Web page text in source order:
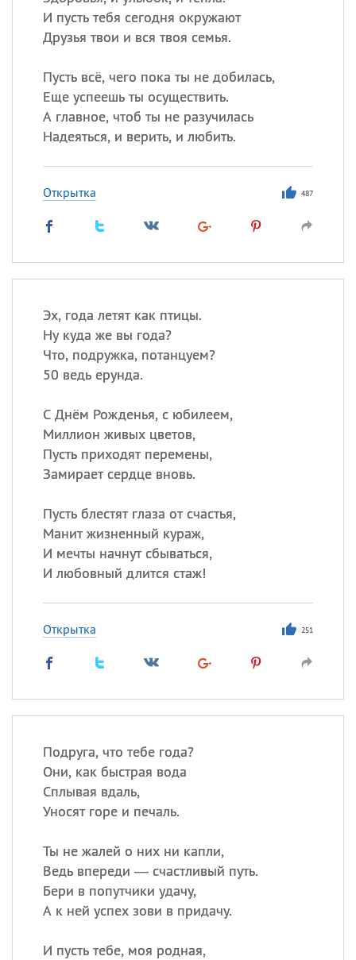
И пусть тебя сегодня окружают
Друзья твои и вся твоя семья.
Пусть всё, чего пока ты не добилась,
Еще успеешь ты осуществить.
А главное, чтоб ты не разучилась
Надеяться, и верить, и любить.
Открытка 487
Эх, года летят как птицы.
Ну куда же вы года?
Что, подружка, потанцуем?
50 ведь ерунда.
С Днём Рожденья, с юбилеем,
Миллион живых цветов,
Пусть приходят перемены,
Замирает сердце вновь.
Пусть блестят глаза от счастья,
Манит жизненный кураж,
И мечты начнут сбываться,
И любовный длится стаж!
Открытка 251
Подруга, что тебе года?
Они, как быстрая вода
Сплывая вдаль,
Уносят горе и печаль.
Ты не жалей о них ни капли,
Ведь впереди — счастливый путь.
Бери в попутчики удачу,
А к ней успех зови в придачу.
И пусть тебе, моя родная,